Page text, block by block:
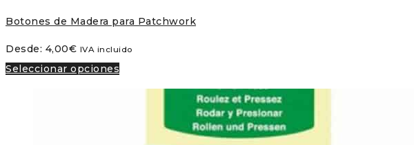
Botones de Madera para Patchwork
Desde: 4,00€ IVA incluido
Seleccionar opciones